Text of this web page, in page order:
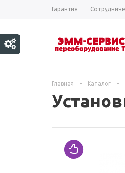
Гарантия
Главная - Каталог -